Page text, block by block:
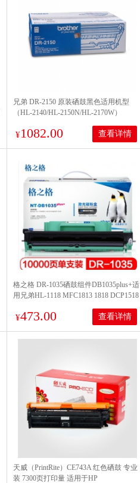
兄弟 DR-2150 原装硒鼓黑色适用机型
（HL-2140/HL-2150N/HL-2170W）
¥1082.00 查看详情
格之格 DR-1035硒鼓组件DB1035plus+适
用兄弟HL-1118 MFC1813 1818 DCP1518
¥473.00 查看详情
天威（PrintRite）CE743A 红色硒鼓 专业
装 7300页打印量 适用于HP